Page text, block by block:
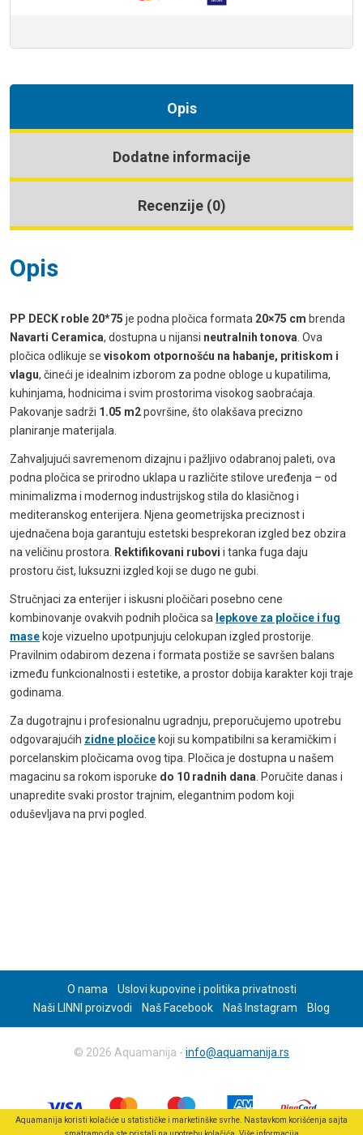
Opis
Dodatne informacije
Recenzije (0)
Opis
PP DECK roble 20*75 je podna pločica formata 20×75 cm brenda
Navarti Ceramica, dostupna u nijansi neutralnih tonova . Ova
pločica odlikuje se visokom otpornošću na habanje, pritiskom i
vlagu, čineći je idealnim izborom za podne obloge u kupatilima,
kuhinjama, hodnicima i svim prostorima visokog saobraćaja.
Pakovanje sadrži 1.05 m2površine, što olakšava precizno
planiranje materijala.
Zahvaljujući savremenom dizajnu i pažljivo odabranoj paleti, ova
podna pločica se prirodno uklapa u različite stilove uređenja – od
minimalizma i modernog industrijskog stila do klasičnog i
mediteranskog enterijera. Njena geometrijska preciznost i
ujednačena boja garantuju estetski besprekoran izgled bez obzira
na veličinu prostora.
Rektifikovani rubovi i tanka fuga daju
prostoru čist, luksuzni izgled koji se dugo ne gubi.
Stručnjaci za enterijer i iskusni pločičari posebno cene
kombinovanje ovakvih podnih pločica sa lepkove za pločice i fug
mase koje vizuelno upotpunjuju celokupan izgled prostorije.
Pravilnim odabirom dezena i formata postiže se savršen balans
između funkcionalnosti i estetike, a prostor dobija karakter koji traje
godinama.
Za dugotrajnu i profesionalnu ugradnju, preporučujemo upotrebu
odgovarajućih zidne pločice koji su kompatibilni sa keramičkim i
porcelanskim pločicama ovog tipa. Pločica je dostupna u našem
magacinu sa rokom isporuke do 10 radnih dana . Poručite danas i
unapredite svaki prostor trajnim, elegantnim podom koji
oduševljava na prvi pogled.
O nama
Uslovi kupovine i politika privatnosti
Naši LINNI proizvodi
Naš Facebook Naš Instagram Blog
© 2026 Aquamanija - info@aquamanija.rs
Aquamanija koristi kolačiće u statističke i marketinške svrhe. Nastavkom korišćenja sajta